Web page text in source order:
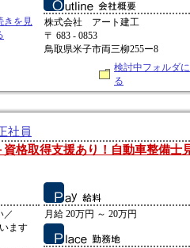
きを見
株式会社 アート建工
〒 683 - 0853
鳥取県米子市両三柳255ー8
検討中フォルダ
る
社員
資格取得支援あり！自動車整備士
／
ます
月給 20万円 ～ 20万円